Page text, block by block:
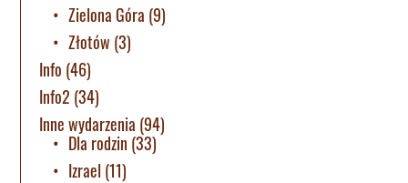
Zielona Góra (9)
Złotów (3)
Info (46)
Info2 (34)
Inne wydarzenia (94)
Dla rodzin (33)
Izrael (11)